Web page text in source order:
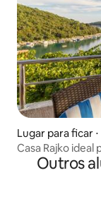
Lugar para ficar
Outros